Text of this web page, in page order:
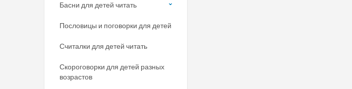
Басни для детей читать
Пословицы и поговорки для детей
Считалки для детей читать
Скороговорки для детей разных
возрастов